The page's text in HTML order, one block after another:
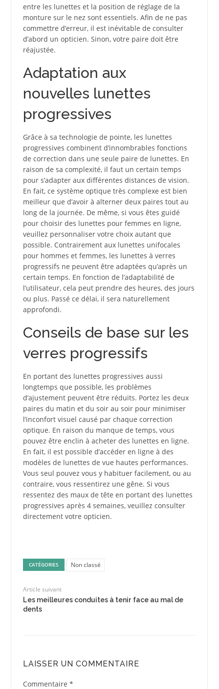
entre les lunettes et la position de réglage de la
monture sur le nez sont essentiels. Afin de ne pas
commettre d’erreur, il est inévitable de consulter
d’abord un opticien. Sinon, votre paire doit être
réajustée.
Adaptation aux
nouvelles lunettes
progressives
Grâce à sa technologie de pointe, les lunettes
progressives combinent d’innombrables fonctions
de correction dans une seule paire de lunettes. En
raison de sa complexité, il faut un certain temps
pour s’adapter aux différentes distances de vision.
En fait, ce système optique très complexe est bien
meilleur que d’avoir à alterner deux paires tout au
long de la journée. De même, si vous êtes guidé
pour choisir des lunettes pour femmes en ligne,
veuillez personnaliser votre choix autant que
possible. Contrairement aux lunettes unifocales
pour hommes et femmes, les lunettes à verres
progressifs ne peuvent être adaptées qu’après un
certain temps. En fonction de l’adaptabilité de
l’utilisateur, cela peut prendre des heures, des jours
ou plus. Passé ce délai, il sera naturellement
approfondi.
Conseils de base sur les
verres progressifs
En portant des lunettes progressives aussi
longtemps que possible, les problèmes
d’ajustement peuvent être réduits. Portez les deux
paires du matin et du soir au soir pour minimiser
l’inconfort visuel causé par chaque correction
optique. En raison du manque de temps, vous
pouvez être enclin à acheter des lunettes en ligne.
En fait, il est possible d’accéder en ligne à des
modèles de lunettes de vue hautes performances.
Vous seul pouvez vous y habituer facilement, ou au
contraire, vous ressentirez une gêne. Si vous
ressentez des maux de tête en portant des lunettes
progressives après 4 semaines, veuillez consulter
directement votre opticien.
CATÉGORIES Non classé
Article suivant
Les meilleures conduites à tenir face au mal de
dents
LAISSER UN COMMENTAIRE
Commentaire *